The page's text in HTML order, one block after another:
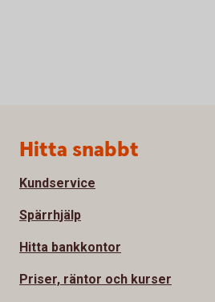
Sidfot
Hitta snabbt
Kundservice
Spärrhjälp
Hitta bankkontor
Priser, räntor och kurser